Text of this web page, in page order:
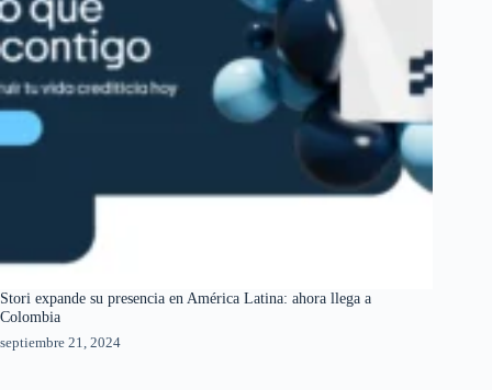
Stori expande su presencia en América Latina: ahora llega a
Colombia
septiembre 21, 2024